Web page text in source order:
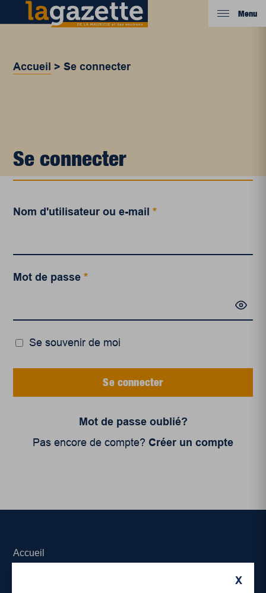
Menu
Accueil >Se connecter
Se connecter
Nom d'utilisateur ou e-mail*
Mot de passe*
Se souvenir de moi
Se connecter
Mot de passe oublié?
Pas encore de compte? Créer un compte
X
Accueil